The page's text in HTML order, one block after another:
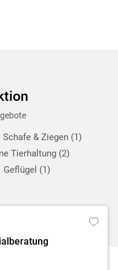
Schafe & Ziegen 1
Tierhaltung 2
Geflügel 1